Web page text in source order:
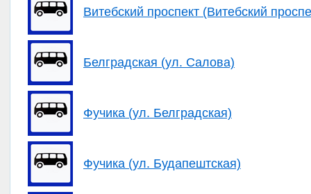
Витебский проспект (Витебский
Белградская (ул. Салова)
Фучика (ул. Белградская)
Фучика (ул. Будапештская)